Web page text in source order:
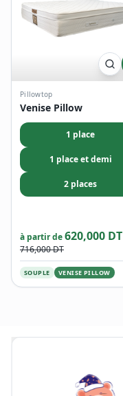
Pillowtop
Venise Pillow
1 place
1 place et demi
2 places
à partir de620,000 DT
716,000 DT
SOUPLE VENISE PILLOW